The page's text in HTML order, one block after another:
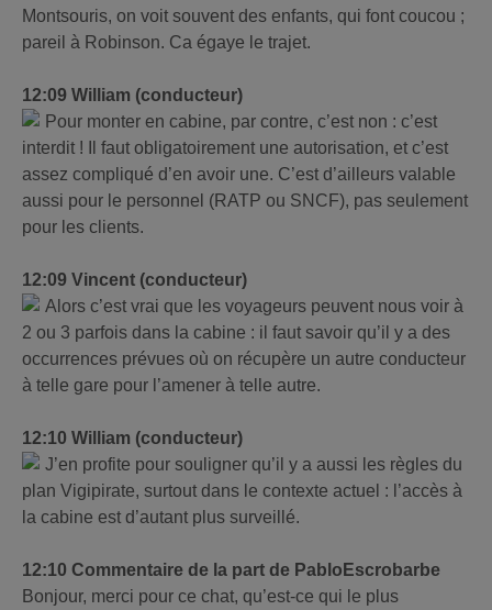
Montsouris, on voit souvent des enfants, qui font coucou ;
pareil à Robinson. Ca égaye le trajet.
12:09 William (conducteur)
Pour monter en cabine, par contre, c’est non : c’est
interdit ! Il faut obligatoirement une autorisation, et c’est
assez compliqué d’en avoir une. C’est d’ailleurs valable
aussi pour le personnel (RATP ou SNCF), pas seulement
pour les clients.
12:09 Vincent (conducteur)
Alors c’est vrai que les voyageurs peuvent nous voir à
2 ou 3 parfois dans la cabine : il faut savoir qu’il y a des
occurrences prévues où on récupère un autre conducteur
à telle gare pour l’amener à telle autre.
12:10 William (conducteur)
J’en profite pour souligner qu’il y a aussi les règles du
plan Vigipirate, surtout dans le contexte actuel : l’accès à
la cabine est d’autant plus surveillé.
12:10 Commentaire de la part de PabloEscrobarbe
Bonjour, merci pour ce chat, qu’est-ce qui le plus